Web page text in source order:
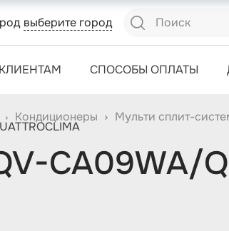
выберите город
КЛИЕНТАМ СПОСОБЫ ОПЛАТЫ
Кондиционеры Мульти сплит-
CA09WA/